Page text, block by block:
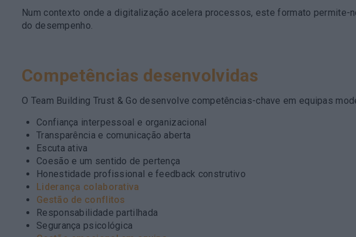
Num contexto onde a digitalização acelera processos, este formato
do desempenho.
Competências desenvolvidas
O Team Building Trust & Go desenvolve competências-chave em equipas
Confiança interpessoal e organizacional
Transparência e comunicação aberta
Escuta ativa
Coesão e um sentido de pertença
Honestidade profissional e feedback construtivo
Liderança colaborativa
Gestão de conflitos
Responsabilidade partilhada
Segurança psicológica